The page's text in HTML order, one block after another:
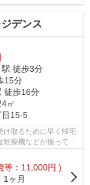
デンス
駅 徒歩3分
15分
徒歩16分
㎡
目15-5
け取るために早く帰宅
乾燥機などが揃ってい
等：11,000円 )
1ヶ月